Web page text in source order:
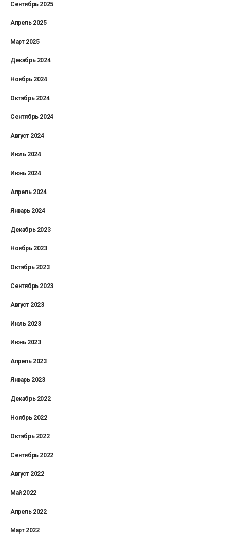
Сентябрь 2025
Апрель 2025
Март 2025
Декабрь 2024
Ноябрь 2024
Октябрь 2024
Сентябрь 2024
Август 2024
Июль 2024
Июнь 2024
Апрель 2024
Январь 2024
Декабрь 2023
Ноябрь 2023
Октябрь 2023
Сентябрь 2023
Август 2023
Июль 2023
Июнь 2023
Апрель 2023
Январь 2023
Декабрь 2022
Ноябрь 2022
Октябрь 2022
Сентябрь 2022
Август 2022
Май 2022
Апрель 2022
Март 2022